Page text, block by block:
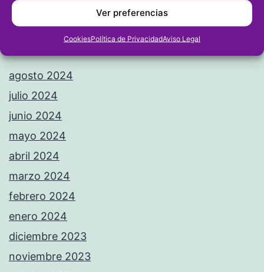
Ver preferencias
CookiesPolítica de PrivacidadAviso Legal
agosto 2024
julio 2024
junio 2024
mayo 2024
abril 2024
marzo 2024
febrero 2024
enero 2024
diciembre 2023
noviembre 2023